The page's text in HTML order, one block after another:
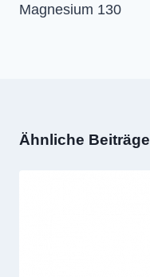
Magnesium 130
Ähnliche Beiträge